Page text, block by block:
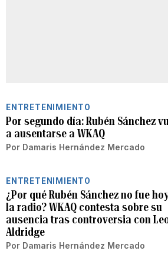
ENTRETENIMIENTO
Por segundo día: Rubén Sánchez
a ausentarse a WKAQ
Por Damaris Hernández Mercado
ENTRETENIMIENTO
¿Por qué Rubén Sánchez no fue
la radio? WKAQ contesta sobre su
ausencia tras controversia con
Aldridge
Por Damaris Hernández Mercado